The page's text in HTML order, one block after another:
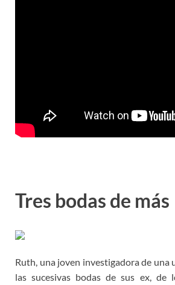
Tres bodas de más
Ruth, una joven investigadora de una
las sucesivas bodas de sus ex, de